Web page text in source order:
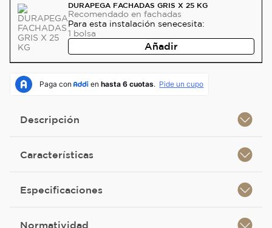
DURAPEGA FACHADAS GRIS X 25 KG
Recomendado en fachadas
Para esta instalación senecesita:
1 bolsa
Añadir
Descripción
Características
Especificaciones
Normatividad